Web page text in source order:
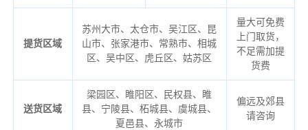
提货区域
苏州大市、太仓市、吴江区、昆
山市、张家港市、常熟市、相城
区、吴中区、虎丘区、姑苏区
量大可免费
上门取货，
不足需加提
货费
送货区域
梁园区、睢阳区、民权县、睢
县、宁陵县、柘城县、虞城县、
夏邑县、永城市
偏远及郊县
请咨询